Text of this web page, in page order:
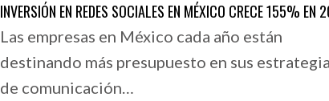
INVERSIÓN EN REDES SOCIALES EN MÉXICO CRECE 155% EN
Las empresas en México cada año están
destinando más presupuesto en sus
de comunicación…